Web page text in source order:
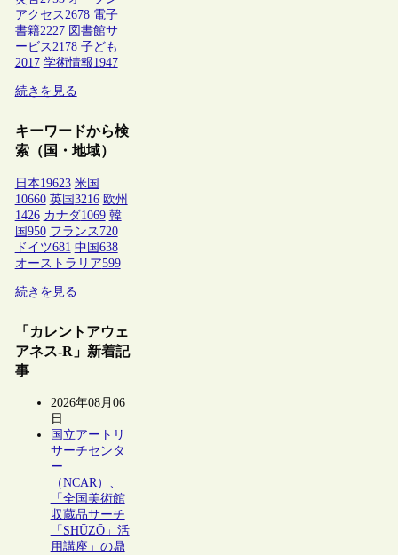
アクセス2678 電子
書籍2227 図書館サ
ービス2178 子ども
2017 学術情報1947
続きを見る
キーワードから検
索（国・地域）
日本19623 米国
10660 英国3216 欧州
1426 カナダ1069 韓
国950 フランス 720
ドイツ681 中国638
オーストラリア599
続きを見る
「カレントアウェ
アネス-R」新着記
事
2026年08月06
日
国立アートリ
サーチセンタ
ー
（NCAR）、
「全国美術館
収蔵品サーチ
「SHŪZŌ」活
用講座」の鼎